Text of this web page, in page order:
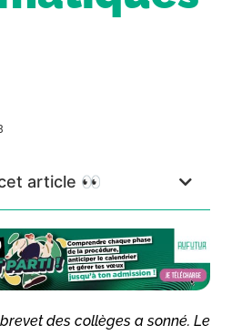
article 👀
brevet des collèges a sonné. Le